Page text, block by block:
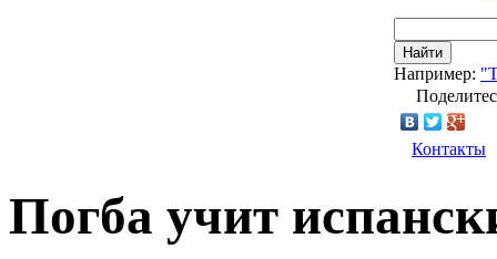
Найти
Например:
Контакты
Погба учит